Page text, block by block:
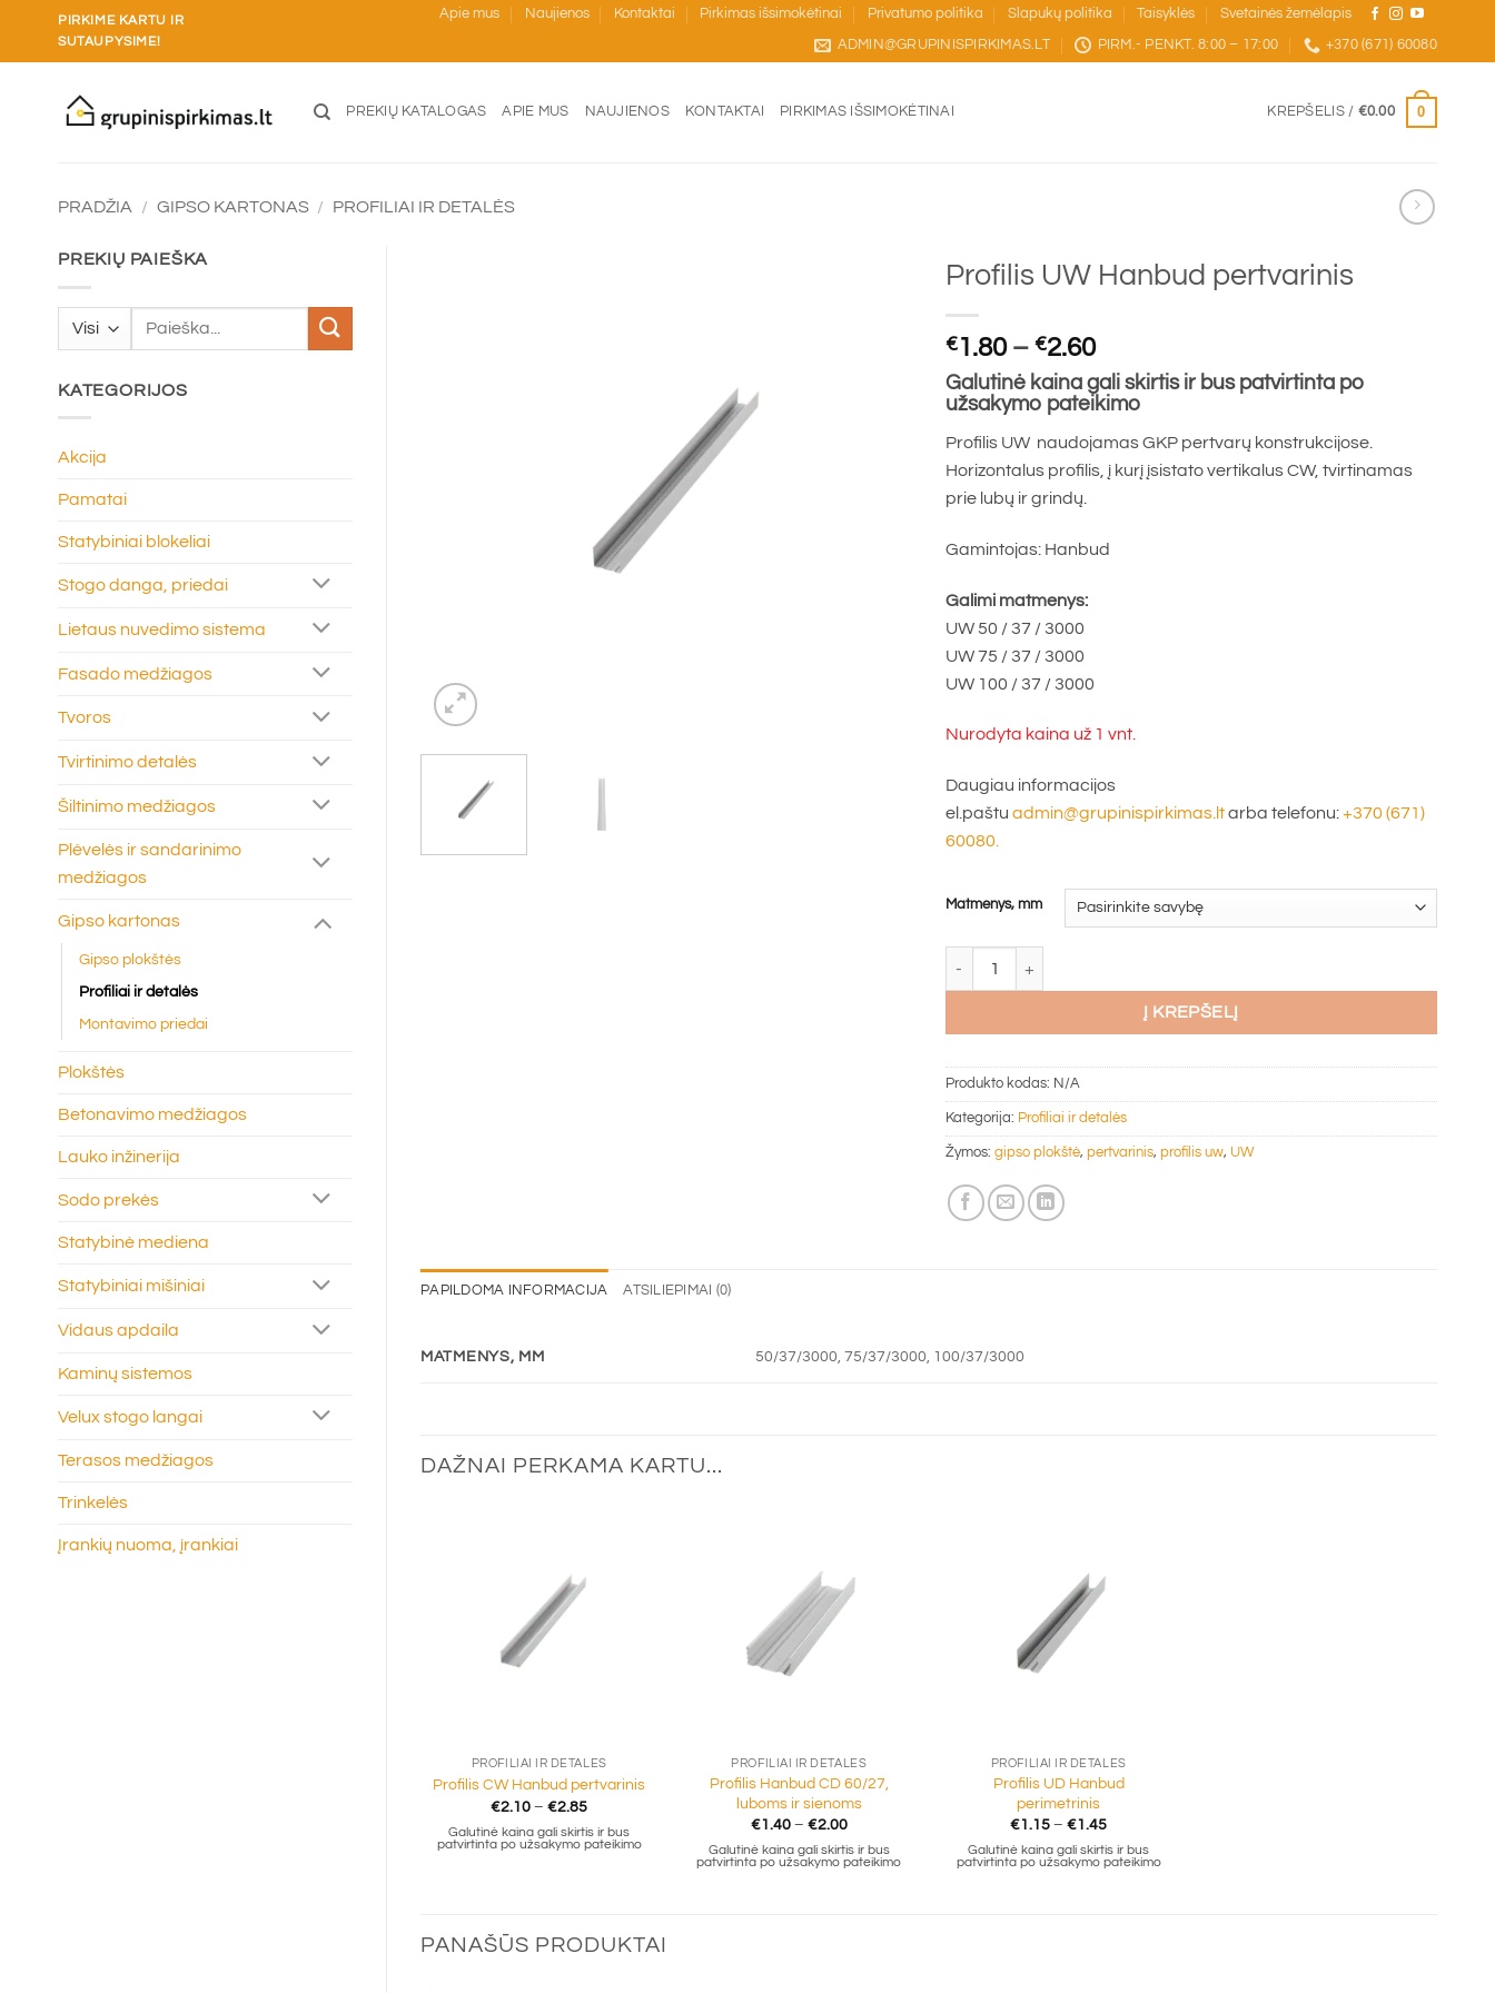
content
PIRKIME KARTU IR
SUTAUPYSIME!
Apie mus Naujienos Kontaktai Pirkimas išsimokėtinai Privatumo politika Slapukų politika Taisyklės Svetainės žemėlapis
ADMIN@GRUPINISPIRKIMAS.LT PIRM.- PENKT. 8:00 – 17:00 +370 (671) 60080
PREKIŲ KATALOGAS APIE MUS NAUJIENOS KONTAKTAI PIRKIMAS IŠSIMOKĖTINAI KREPŠELIS / €0.00 0
PRADŽIA / GIPSO KARTONAS / PROFILIAI IR DETALĖS
PREKIŲ PAIEŠKA
Ieškoti:
KATEGORIJOS
Akcija
Pamatai
Statybiniai blokeliai
Stogo danga, priedai
Lietaus nuvedimo sistema
Fasado medžiagos
Tvoros
Tvirtinimo detalės
Šiltinimo medžiagos
Plėvelės ir sandarinimo
medžiagos
Gipso kartonas
Gipso plokštės
Profiliai ir detalės
Montavimo priedai
Plokštės
Betonavimo medžiagos
Lauko inžinerija
Sodo prekės
Statybinė mediena
Statybiniai mišiniai
Vidaus apdaila
Kaminų sistemos
Velux stogo langai
Terasos medžiagos
Trinkelės
Įrankių nuoma, įrankiai
Profilis UW Hanbud pertvarinis
€1.80 – €2.60Price
range:
€1.80
€2.60
Galutinė kaina gali skirtis ir bus patvirtinta po
užsakymo pateikimo
Profilis UW naudojamas GKP pertvarų konstrukcijose.
Horizontalus profilis, į kurį įsistato vertikalus CW, tvirtinamas
prie lubų ir grindų.
Gamintojas: Hanbud
Galimi matmenys:
UW 50 / 37 / 3000
UW 75 / 37 / 3000
UW 100 / 37 / 3000
Nurodyta kaina už 1 vnt.
Daugiau informacijos
el.paštu admin@grupinispirkimas.ltarba telefonu:+370 (671)
60080.
Matmenys, mm
Į KREPŠELĮ
Produkto kodas: N/A
Kategorija: Profiliai ir detalės
Žymos: gipso plokštė, pertvarinis, profilis uw, UW
PAPILDOMA INFORMACIJA ATSILIEPIMAI (0)
MATMENYS, MM 50/37/3000, 75/37/3000, 100/37/3000
DAŽNAI PERKAMA KARTU...
PROFILIAI IR DETALĖS
Profilis CW Hanbud pertvarinis
€2.10 – €2.85Price
€2.10
through
Galutinė kaina gali skirtis ir bus
patvirtinta po užsakymo pateikimo
PROFILIAI IR DETALĖS
Profilis Hanbud CD 60/27,
luboms ir sienoms
€1.40 – €2.00Price
€1.40
through
Galutinė kaina gali skirtis ir bus
patvirtinta po užsakymo pateikimo
PROFILIAI IR DETALĖS
Profilis UD Hanbud
perimetrinis
€1.15 – €1.45Price
€1.15
through
Galutinė kaina gali skirtis ir bus
patvirtinta po užsakymo pateikimo
PANAŠŪS PRODUKTAI